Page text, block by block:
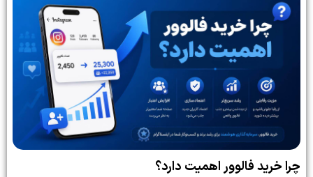
چرا خرید فالوور اهمیت دارد؟